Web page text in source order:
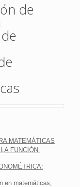
de
MATEMÁTICAS
FUNCIÓN:
en matemáticas,